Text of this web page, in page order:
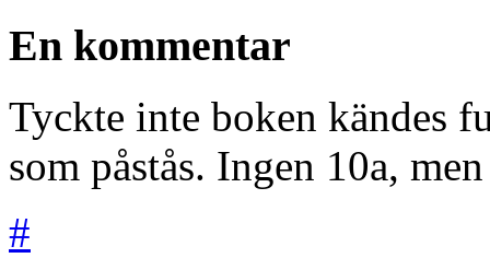
En kommentar
Tyckte inte boken kändes
som påstås. Ingen 10a,
#